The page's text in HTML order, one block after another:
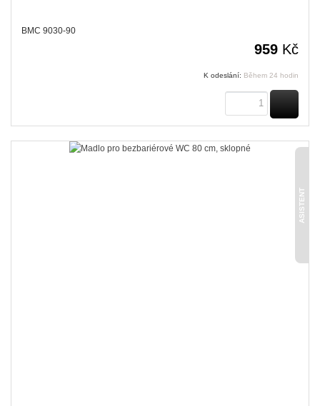
BMC 9030-90
959 Kč
K odeslání: Během 24 hodin
ASISTENT